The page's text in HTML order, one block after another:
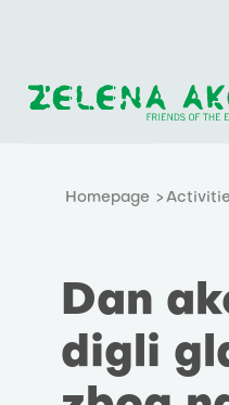
Homepage
Dan
digli